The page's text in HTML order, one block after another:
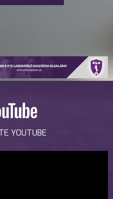
YOUTUBE